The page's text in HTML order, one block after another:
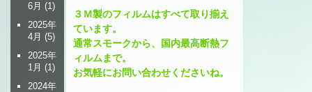
３Ｍ製のフィルムはすべて取り揃え
ています。
通常スモークから、国内最高断熱フ
ィルムまで。
お気軽にお問い合わせくださいね。
6月 (1)
2025年
4月 (5)
2025年
1月 (1)
2024年